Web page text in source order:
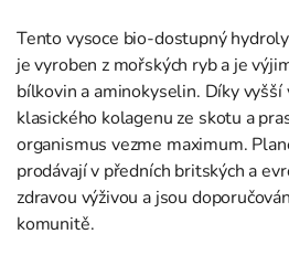
Tento vysoce bio-dostupný
je vyroben z mořských ryb a je
bílkovin a aminokyselin. Díky
klasického kolagenu ze skotu a
organismus vezme maximum.
prodávají v předních britských a
zdravou výživou a jsou
komunitě.